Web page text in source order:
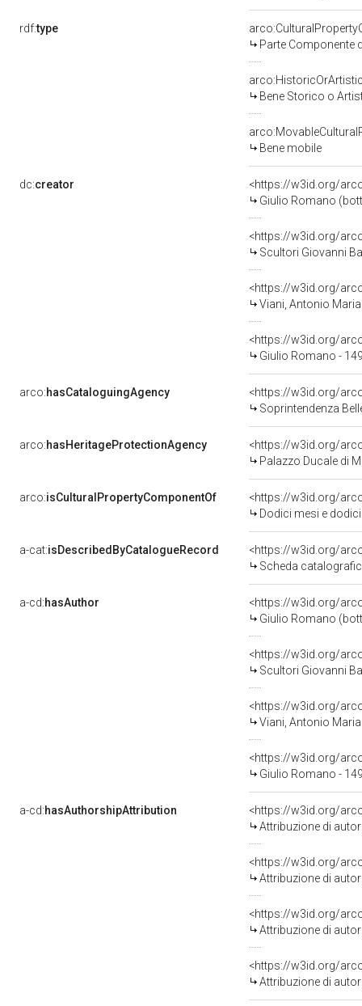
rdf:type
Parte Componente
Bene Storico o
Bene mobile
dc:creator
<https://w3id.org/
Giulio Romano
<https://w3id.org/
Scultori Giovanni
<https://w3id.org/
Viani, Antonio
<https://w3id.org/
Giulio Romano -
arco:hasCataloguingAgency
<https://w3id.org/
Soprintendenza
arco:hasHeritageProtectionAgency
<https://w3id.org/
Palazzo Ducale di
arco:isCulturalPropertyComponentOf
<https://w3id.org/
Dodici mesi e dodici segni zodiacali (decorazione plastico-
a-cat:isDescribedByCatalogueRecord
<https://w3id.org/
Scheda
a-cd:hasAuthor
<https://w3id.org/
Giulio Romano
<https://w3id.org/
Scultori Giovanni
<https://w3id.org/
Viani, Antonio
<https://w3id.org/
Giulio Romano -
a-cd:hasAuthorshipAttribution
<https://w3id.org/
Attribuzione di
<https://w3id.org/
Attribuzione di
<https://w3id.org/
Attribuzione di
<https://w3id.org/
Attribuzione di